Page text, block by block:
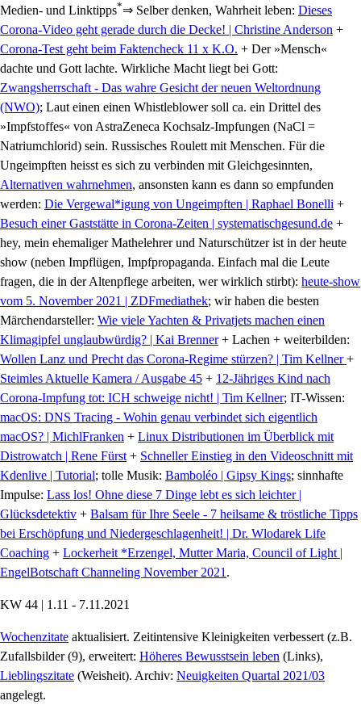
Medien- und Linktipps*⇒ Selber denken, Wahrheit leben: Dieses
Corona-Video geht gerade durch die Decke! | Christine Anderson +
Corona-Test geht beim Faktencheck 11 x K.O. + Der »Mensch«
dachte und Gott lachte. Wirkliche Macht liegt bei Gott:
Zwangsherrschaft - Das wahre Gesicht der neuen Weltordnung
(NWO); Laut einen einen Whistleblower soll ca. ein Drittel des
»Impfstoffes« von AstraZeneca Kochsalz-Impfungen (NaCl =
Natriumchlorid) sein. Russisches Roulett mit Menschen. Für die
Ungeimpften heisst es sich zu verbinden mit Gleichgesinnten,
Alternativen wahrnehmen, ansonsten kann es dann so empfunden
werden: Die Vergewal*igung von Ungeimpften | Raphael Bonelli +
Besuch einer Gaststätte in Corona-Zeiten | systematischgesund.de +
hey, mein ehemaliger Mathelehrer und Naturschützer ist in der heute
show (neben Impflügen, Impfpropaganda. Einfach mal die Leute
fragen, die in der Altenpflege arbeiten, wer wirklich stirbt): heute-show
vom 5. November 2021 | ZDFmediathek; wir haben die besten
Märchendarsteller: Wie viele Yachten & Privatjets machen einen
Klimagipfel unglaubwürdig? | Kai Brenner+ Lachen + weiterbilden:
Wollen Lanz und Precht das Corona-Regime stürzen? | Tim Kellner+
Steimles Aktuelle Kamera / Ausgabe 45 + 12-Jähriges Kind nach
Corona-Impfung tot: ICH schweige nicht! | Tim Kellner; IT-Wissen:
macOS: DNS Tracing - Wohin genau verbindet sich eigentlich
macOS? | MichlFranken + Linux Distributionen im Überblick mit
Distrowatch | Rene Fürst + Schneller Einstieg in den Videoschnitt mit
Kdenlive | Tutorial; tolle Musik: Bamboléo | Gipsy Kings; sinnhafte
Impulse: Lass los! Ohne diese 7 Dinge lebt es sich leichter |
Glücksdetektiv + Balsam für Ihre Seele - 7 heilsame & tröstliche Tipps
bei Erschöpfung und Niedergeschlagenheit! | Dr. Wlodarek Life
Coaching + Lockerheit *Erzengel, Mutter Maria, Council of Light |
EngelBotschaft Channeling November 2021 .
KW 44 | 1.11 - 7.11.2021
Wochenzitate aktualisiert. Zeitintensive Kleinigkeiten verbessert (z.B.
Zufallsbilder (9), erweitert: Höheres Bewusstsein leben (Links),
Lieblingszitate (Weisheit). Archiv: Neuigkeiten Quartal 2021/03
angelegt.